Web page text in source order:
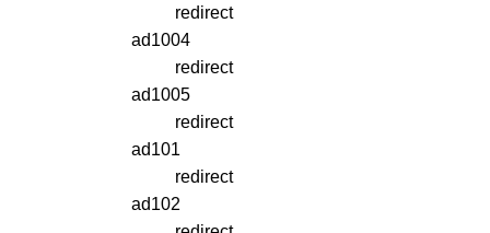
redirect
ad1004
redirect
ad1005
redirect
ad101
redirect
ad102